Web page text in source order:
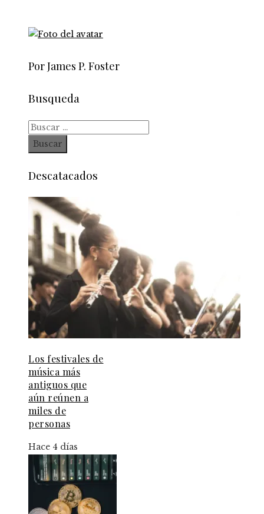
Por James P. Foster
Busqueda
Buscar:
Descatacados
Los festivales de
música más
antiguos que
aún reúnen a
miles de
personas
Hace 4 días